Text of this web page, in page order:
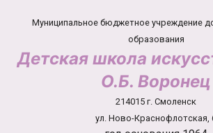
Муниципальное бюджетное учреждение
образования
Детская школа
О.Б. Воронец
214015 г. Смоленск
ул. Ново-Краснофлотская,